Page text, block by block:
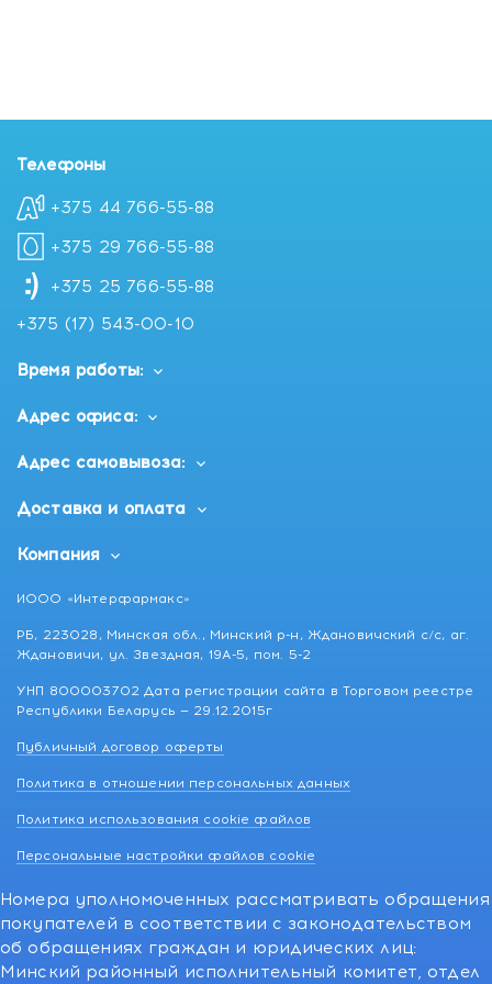
GLYCOL • DIMETHICONE • Code F.I.L.: C258499/1
Телефоны
+375 44 766-55-88
+375 29 766-55-88
+375 25 766-55-88
+375 (17) 543-00-10
Время работы:
Адрес офиса:
Адрес самовывоза:
Доставка и оплата
Компания
ИООО «Интерфармакс»
РБ, 223028, Минская обл., Минский р-н, Ждановичский с/с, аг.
Ждановичи, ул. Звездная, 19А-5, пом. 5-2
УНП 800003702 Дата регистрации сайта в Торговом реестре
Республики Беларусь — 29.12.2015г
Публичный договор оферты
Политика в отношении персональных данных
Политика использования cookie файлов
Персональные настройки файлов cookie
Номера уполномоченных рассматривать обращения
покупателей в соответствии с законодательством
об обращениях граждан и юридических лиц:
Минский районный исполнительный комитет, отдел